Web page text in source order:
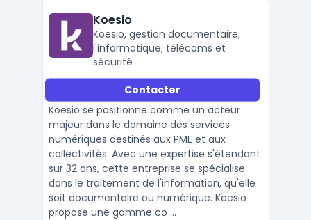
Koesio
Koesio, gestion documentaire,
l'informatique, télécoms et
sécurité
Contacter
Koesio se positionne comme un acteur
majeur dans le domaine des services
numériques destinés aux PME et aux
collectivités. Avec une expertise s'étendant
sur 32 ans, cette entreprise se spécialise
dans le traitement de l'information, qu'elle
soit documentaire ou numérique. Koesio
propose une gamme co ...